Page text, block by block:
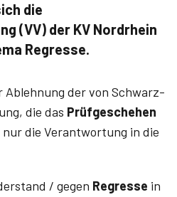
die
(VV) der KV Nord­rhein
Regresse.
Ablehnung der von Schwarz-
die das Prüfgeschehen
die Verantwortung in die
/ gegen Regresse in